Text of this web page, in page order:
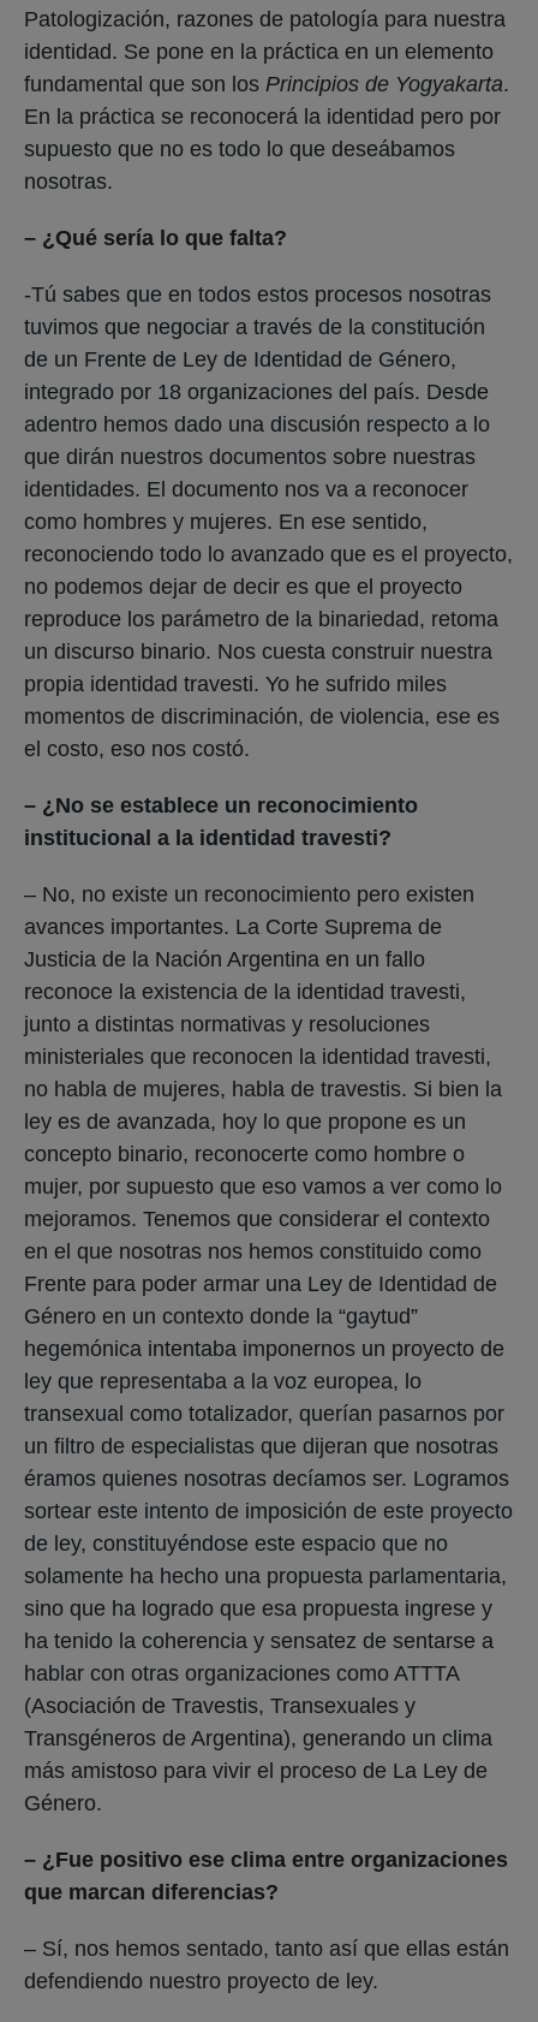
Patologización, razones de patología para nuestra
identidad. Se pone en la práctica en un elemento
fundamental que son los Principios de Yogyakarta.
En la práctica se reconocerá la identidad pero por
supuesto que no es todo lo que deseábamos
nosotras.
– ¿Qué sería lo que falta?
-Tú sabes que en todos estos procesos nosotras
tuvimos que negociar a través de la constitución
de un Frente de Ley de Identidad de Género,
integrado por 18 organizaciones del país. Desde
adentro hemos dado una discusión respecto a lo
que dirán nuestros documentos sobre nuestras
identidades. El documento nos va a reconocer
como hombres y mujeres. En ese sentido,
reconociendo todo lo avanzado que es el proyecto,
no podemos dejar de decir es que el proyecto
reproduce los parámetro de la binariedad, retoma
un discurso binario. Nos cuesta construir nuestra
propia identidad travesti. Yo he sufrido miles
momentos de discriminación, de violencia, ese es
el costo, eso nos costó.
– ¿No se establece un reconocimiento
institucional a la identidad travesti?
– No, no existe un reconocimiento pero existen
avances importantes. La Corte Suprema de
Justicia de la Nación Argentina en un fallo
reconoce la existencia de la identidad travesti,
junto a distintas normativas y resoluciones
ministeriales que reconocen la identidad travesti,
no habla de mujeres, habla de travestis. Si bien la
ley es de avanzada, hoy lo que propone es un
concepto binario, reconocerte como hombre o
mujer, por supuesto que eso vamos a ver como lo
mejoramos. Tenemos que considerar el contexto
en el que nosotras nos hemos constituido como
Frente para poder armar una Ley de Identidad de
Género en un contexto donde la “gaytud”
hegemónica intentaba imponernos un proyecto de
ley que representaba a la voz europea, lo
transexual como totalizador, querían pasarnos por
un filtro de especialistas que dijeran que nosotras
éramos quienes nosotras decíamos ser. Logramos
sortear este intento de imposición de este proyecto
de ley, constituyéndose este espacio que no
solamente ha hecho una propuesta parlamentaria,
sino que ha logrado que esa propuesta ingrese y
ha tenido la coherencia y sensatez de sentarse a
hablar con otras organizaciones como ATTTA
(Asociación de Travestis, Transexuales y
Transgéneros de Argentina), generando un clima
más amistoso para vivir el proceso de La Ley de
Género.
– ¿Fue positivo ese clima entre organizaciones
que marcan diferencias?
– Sí, nos hemos sentado, tanto así que ellas están
defendiendo nuestro proyecto de ley.